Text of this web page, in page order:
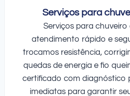
Serviços para
Serviços para
atendimento rápido e
trocamos resistência,
quedas de energia e fio
certificado com diagnóstico
imediatas para garantir